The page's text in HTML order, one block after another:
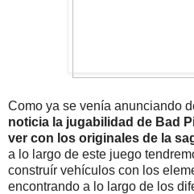
Como ya se venía anunciando
noticia la jugabilidad de Bad
ver con los originales de la
a lo largo de este juego
construír vehículos con los
encontrando a lo largo de los